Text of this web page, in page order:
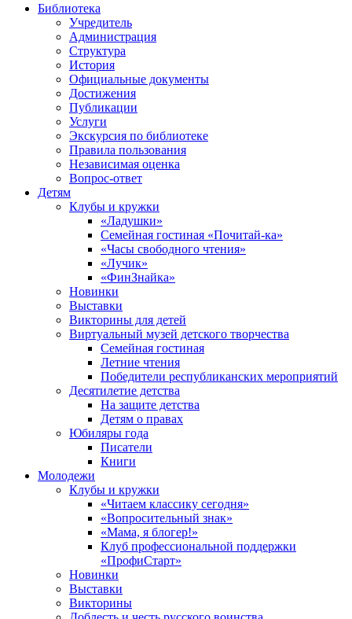
Библиотека
Учредитель
Администрация
Структура
История
Официальные документы
Достижения
Публикации
Услуги
Экскурсия по библиотеке
Правила пользования
Независимая оценка
Вопрос-ответ
Детям
Клубы и кружки
«Ладушки»
Семейная гостиная «Почитай-ка»
«Часы свободного чтения»
«Лучик»
«ФинЗнайка»
Новинки
Выставки
Викторины для детей
Виртуальный музей детского творчества
Семейная гостиная
Летние чтения
Победители республиканских мероприятий
Десятилетие детства
На защите детства
Детям о правах
Юбиляры года
Писатели
Книги
Молодежи
Клубы и кружки
«Читаем классику сегодня»
«Вопросительный знак»
«Мама, я блогер!»
Клуб профессиональной поддержки
«ПрофиСтарт»
Новинки
Выставки
Викторины